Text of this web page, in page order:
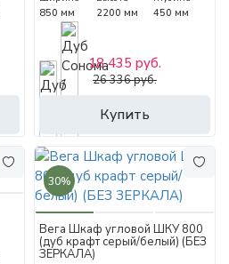
850 мм 2200 мм 450 мм
Купить
18 435 руб.
26 336 руб.
30%
Вега Шкаф угловой ШКУ 800
(дуб крафт серый/белый) (БЕЗ
ЗЕРКАЛА)